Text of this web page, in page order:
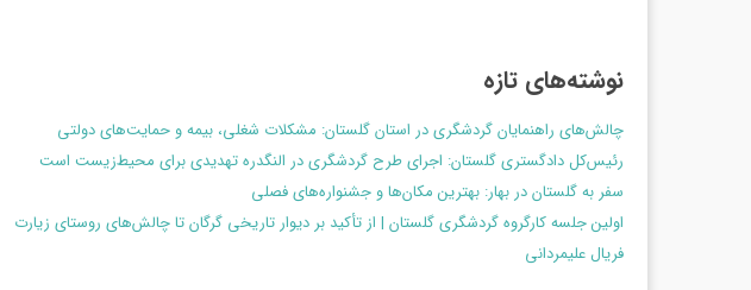
نوشته‌های تازه
چالش‌های راهنمایان گردشگری در استان گلستان: مشکلات شغلی، بیمه و حمایت‌های دولتی
رئیس‌کل دادگستری گلستان: اجرای طرح گردشگری در النگدره تهدیدی برای محیط‌زیست است
سفر به گلستان در بهار: بهترین مکان‌ها و جشنواره‌های فصلی
اولین جلسه کارگروه گردشگری گلستان | از تأکید بر دیوار تاریخی گرگان تا چالش‌های روستای زیارت
فریال علیمردانی